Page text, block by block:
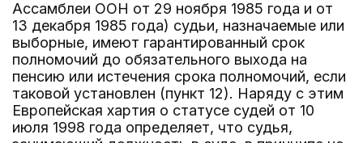
Ассамблеи ООН от 29 ноября 1985 года и от
13 декабря 1985 года) судьи, назначаемые или
выборные, имеют гарантированный срок
полномочий до обязательного выхода на
пенсию или истечения срока полномочий, если
таковой установлен (пункт 12). Наряду с этим
Европейская хартия о статусе судей от 10
июля 1998 года определяет, что судья,